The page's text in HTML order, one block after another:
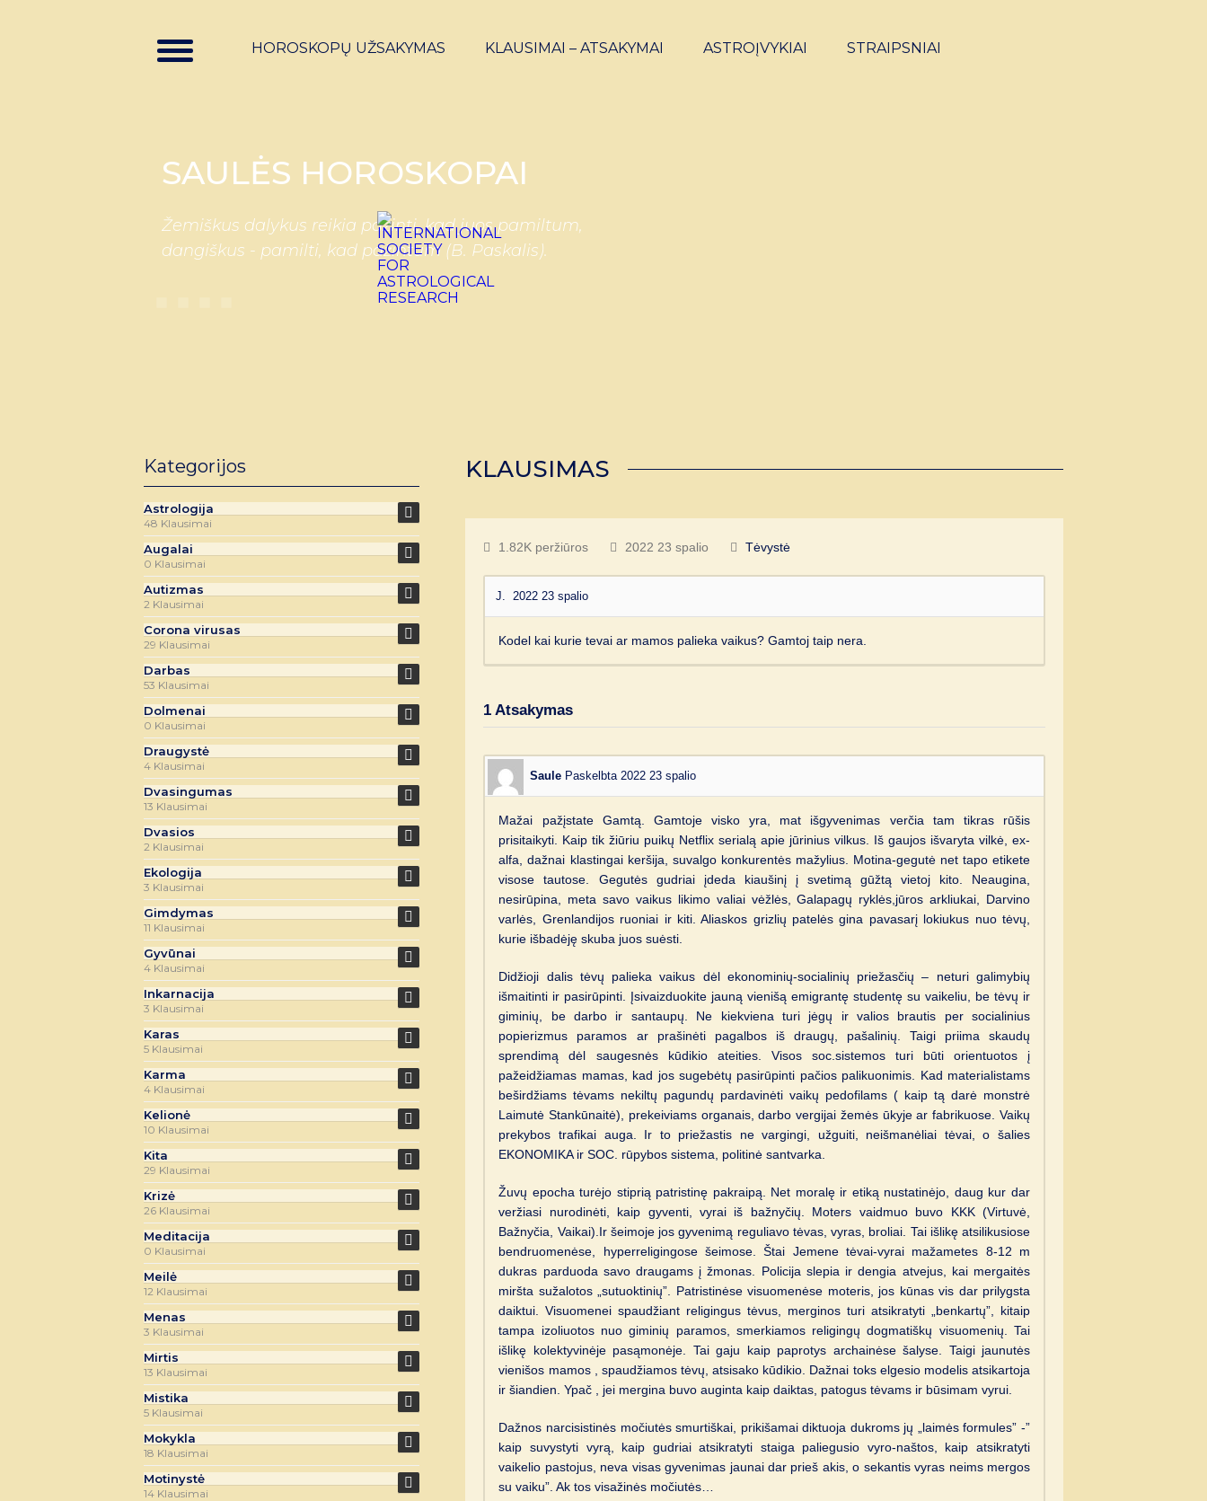
HOROSKOPŲ UŽSAKYMAS KLAUSIMAI – ATSAKYMAI ASTROĮVYKIAI STRAIPSNIAI
SAULĖS HOROSKOPAI
Žemiškus dalykus reikia pažinti, kad juos pamiltum,
dangiškus - pamilti, kad pažintum (B. Paskalis).
KLAUSIMAS
1.82K peržiūros 2022 23 spalio Tėvystė
J.2022 23 spalio
Kodel kai kurie tevai ar mamos palieka vaikus? Gamtoj taip nera.
1 Atsakymas
Saule Paskelbta 2022 23 spalio
Mažai pažįstate Gamtą. Gamtoje visko yra, mat išgyvenimas verčia tam tikras rūšis
prisitaikyti. Kaip tik žiūriu puikų Netflix serialą apie jūrinius vilkus. Iš gaujos išvaryta vilkė, ex-
alfa, dažnai klastingai keršija, suvalgo konkurentės mažylius. Motina-gegutė net tapo etikete
visose tautose. Gegutės gudriai įdeda kiaušinį į svetimą gūžtą vietoj kito. Neaugina,
nesirūpina, meta savo vaikus likimo valiai vėžlės, Galapagų ryklės,jūros arkliukai, Darvino
varlės, Grenlandijos ruoniai ir kiti. Aliaskos grizlių patelės gina pavasarį lokiukus nuo tėvų,
kurie išbadėję skuba juos suėsti.
Didžioji dalis tėvų palieka vaikus dėl ekonominių-socialinių priežasčių – neturi galimybių
išmaitinti ir pasirūpinti. Įsivaizduokite jauną vienišą emigrantę studentę su vaikeliu, be tėvų ir
giminių, be darbo ir santaupų. Ne kiekviena turi jėgų ir valios brautis per socialinius
popierizmus paramos ar prašinėti pagalbos iš draugų, pašalinių. Taigi priima skaudų
sprendimą dėl saugesnės kūdikio ateities. Visos soc.sistemos turi būti orientuotos į
pažeidžiamas mamas, kad jos sugebėtų pasirūpinti pačios palikuonimis. Kad materialistams
beširdžiams tėvams nekiltų pagundų pardavinėti vaikų pedofilams ( kaip tą darė monstrė
Laimutė Stankūnaitė), prekeiviams organais, darbo vergijai žemės ūkyje ar fabrikuose. Vaikų
prekybos trafikai auga. Ir to priežastis ne vargingi, užguiti, neišmanėliai tėvai, o šalies
EKONOMIKA ir SOC. rūpybos sistema, politinė santvarka.
Žuvų epocha turėjo stiprią patristinę pakraipą. Net moralę ir etiką nustatinėjo, daug kur dar
veržiasi nurodinėti, kaip gyventi, vyrai iš bažnyčių. Moters vaidmuo buvo KKK (Virtuvė,
Bažnyčia, Vaikai).Ir šeimoje jos gyvenimą reguliavo tėvas, vyras, broliai. Tai išlikę atsilikusiose
bendruomenėse, hyperreligingose šeimose. Štai Jemene tėvai-vyrai mažametes 8-12 m
dukras parduoda savo draugams į žmonas. Policija slepia ir dengia atvejus, kai mergaitės
miršta sužalotos „sutuoktinių”. Patristinėse visuomenėse moteris, jos kūnas vis dar prilygsta
daiktui. Visuomenei spaudžiant religingus tėvus, merginos turi atsikratyti „benkartų”, kitaip
tampa izoliuotos nuo giminių paramos, smerkiamos religingų dogmatiškų visuomenių. Tai
išlikę kolektyvinėje pasąmonėje. Tai gaju kaip paprotys archainėse šalyse. Taigi jaunutės
vienišos mamos , spaudžiamos tėvų, atsisako kūdikio. Dažnai toks elgesio modelis atsikartoja
ir šiandien. Ypač , jei mergina buvo auginta kaip daiktas, patogus tėvams ir būsimam vyrui.
Dažnos narcisistinės močiutės smurtiškai, prikišamai diktuoja dukroms jų „laimės formules” -”
kaip suvystyti vyrą, kaip gudriai atsikratyti staiga paliegusio vyro-naštos, kaip atsikratyti
vaikelio pastojus, neva visas gyvenimas jaunai dar prieš akis, o sekantis vyras neims mergos
su vaiku”. Ak tos visažinės močiutės…
Kategorijos
Astrologija
48 Klausimai
Augalai
0 Klausimai
Autizmas
2 Klausimai
Corona virusas
29 Klausimai
Darbas
53 Klausimai
Dolmenai
0 Klausimai
Draugystė
4 Klausimai
Dvasingumas
13 Klausimai
Dvasios
2 Klausimai
Ekologija
3 Klausimai
Gimdymas
11 Klausimai
Gyvūnai
4 Klausimai
Inkarnacija
3 Klausimai
Karas
5 Klausimai
Karma
4 Klausimai
Kelionė
10 Klausimai
Kita
29 Klausimai
Krizė
26 Klausimai
Meditacija
0 Klausimai
Meilė
12 Klausimai
Menas
3 Klausimai
Mirtis
13 Klausimai
Mistika
5 Klausimai
Mokykla
18 Klausimai
Motinystė
14 Klausimai